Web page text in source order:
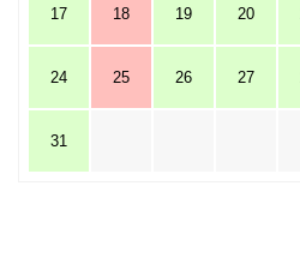
17 18 19 20
24 25 26 27
31